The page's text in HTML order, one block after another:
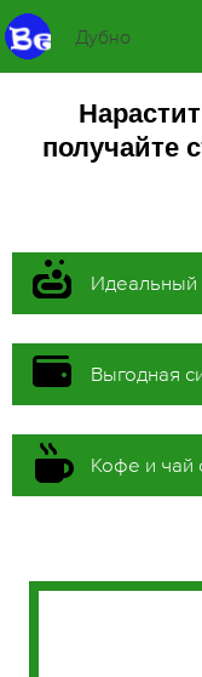
Дубно
получайте
Идеальный
Выгодная
Кофе и